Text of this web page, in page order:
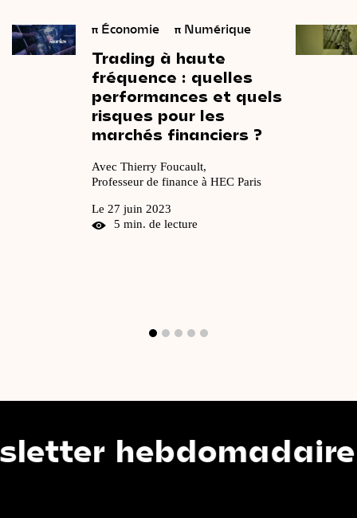
π Économie π Numérique
Trading à haute
fréquence : quelles
performances et quels
risques pour les
marchés financiers ?
Avec Thierry Foucault,
Professeur de finance à HEC Paris
Le 27 juin 2023
5 min. de lecture
hebdomadaire